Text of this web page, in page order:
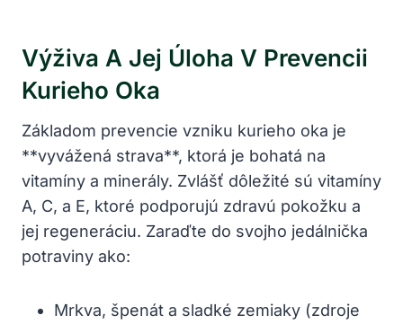
Výživa A Jej Úloha V Prevencii
Kurieho Oka
Základom prevencie vzniku kurieho oka je
**vyvážená strava**, ktorá je bohatá na
vitamíny a minerály. Zvlášť dôležité sú vitamíny
A, C, a E, ktoré podporujú zdravú pokožku a
jej regeneráciu. Zaraďte do svojho jedálnička
potraviny ako:
Mrkva, špenát a sladké zemiaky (zdroje